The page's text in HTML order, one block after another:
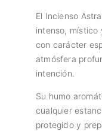
El Incienso
intenso, místico
con carácter
atmósfera
intención.
Su humo
cualquier
protegido y